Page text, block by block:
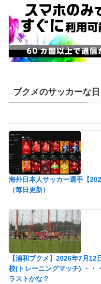
ブクメのサッカーな
海外日本人サッカー選手【
（毎日更新）
【浦和ブクメ】2026年7月
校(トレーニングマッチ) ・・
ラストかな？